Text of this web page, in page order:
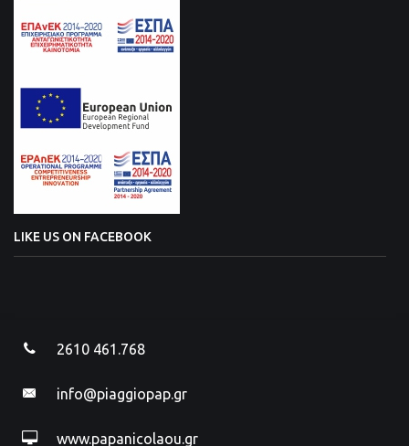
LIKE US ON FACEBOOK
2610 461.768
info@piaggiopap.gr
www.papanicolaou.gr